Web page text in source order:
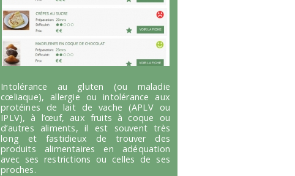
Intolérance au gluten (ou maladie
cœliaque), allergie ou intolérance aux
protéines de lait de vache (APLV ou
IPLV), à l’œuf, aux fruits à coque ou
d’autres aliments, il est souvent très
long et fastidieux de trouver des
produits alimentaires en adéquation
avec ses restrictions ou celles de ses
proches.